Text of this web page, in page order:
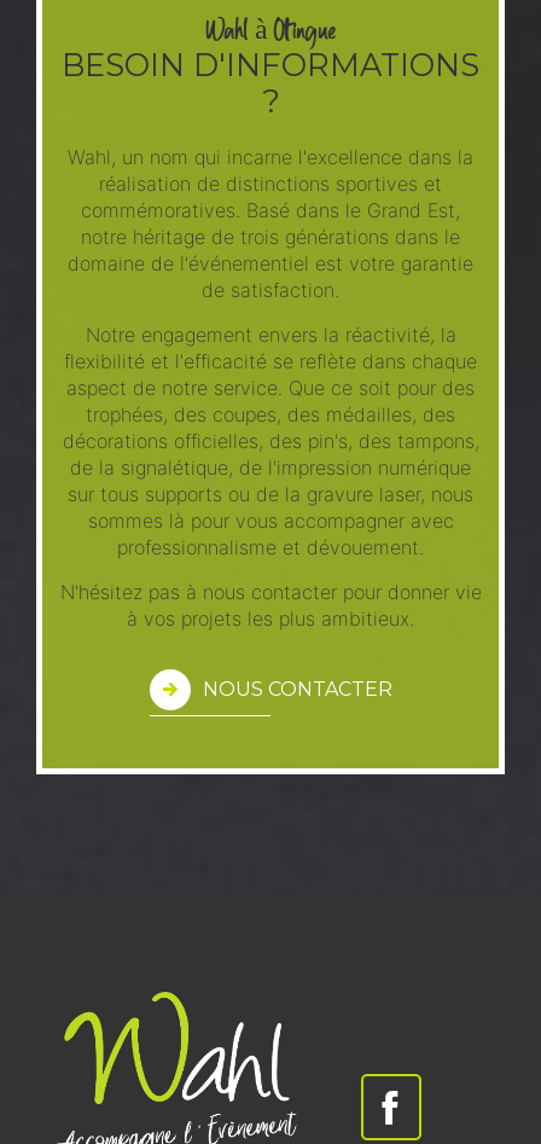
Wahl à Oltingue
BESOIN D'INFORMATIONS
?
Wahl, un nom qui incarne l'excellence dans la
réalisation de distinctions sportives et
commémoratives. Basé dans le Grand Est,
notre héritage de trois générations dans le
domaine de l'événementiel est votre garantie
de satisfaction.
Notre engagement envers la réactivité, la
flexibilité et l'efficacité se reflète dans chaque
aspect de notre service. Que ce soit pour des
trophées, des coupes, des médailles, des
décorations officielles, des pin's, des tampons,
de la signalétique, de l'impression numérique
sur tous supports ou de la gravure laser, nous
sommes là pour vous accompagner avec
professionnalisme et dévouement.
N'hésitez pas à nous contacter pour donner vie
à vos projets les plus ambitieux.
NOUS CONTACTER